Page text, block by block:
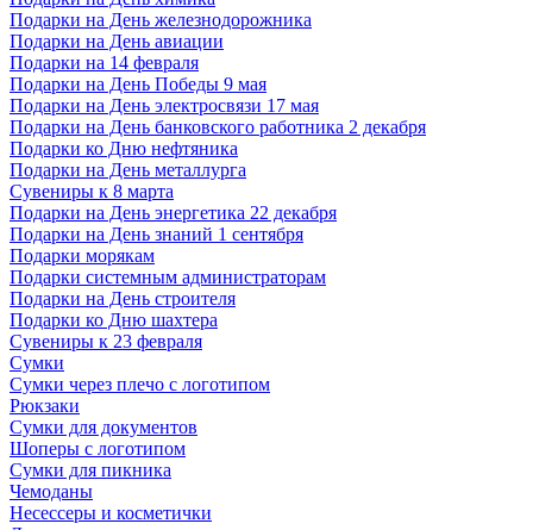
Подарки на День железнодорожника
Подарки на День авиации
Подарки на 14 февраля
Подарки на День Победы 9 мая
Подарки на День электросвязи 17 мая
Подарки на День банковского работника 2 декабря
Подарки ко Дню нефтяника
Подарки на День металлурга
Сувениры к 8 марта
Подарки на День энергетика 22 декабря
Подарки на День знаний 1 сентября
Подарки морякам
Подарки системным администраторам
Подарки на День строителя
Подарки ко Дню шахтера
Сувениры к 23 февраля
Сумки
Сумки через плечо с логотипом
Рюкзаки
Сумки для документов
Шоперы с логотипом
Сумки для пикника
Чемоданы
Несессеры и косметички